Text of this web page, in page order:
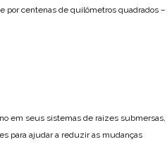
por centenas de quilômetros quadrados –
em seus sistemas de raízes submersas,
para ajudar a reduzir as mudanças